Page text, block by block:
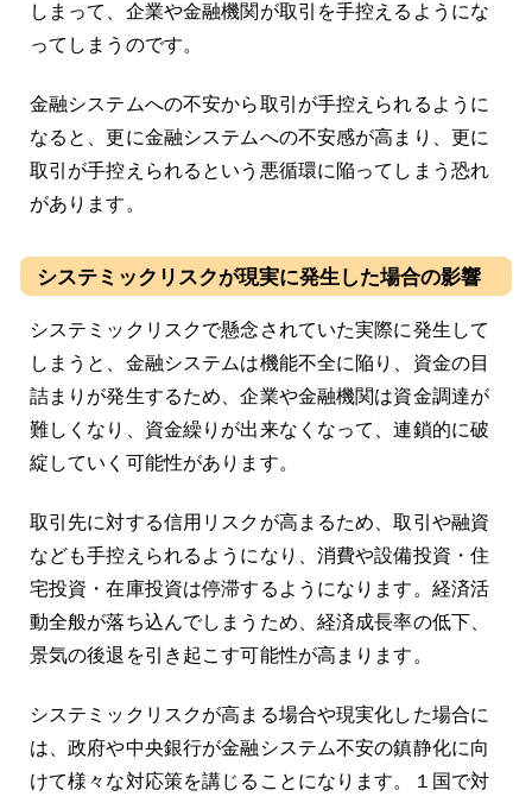
しまって、企業や金融機関が取引を手控えるようにな
ってしまうのです。
金融システムへの不安から取引が手控えられるように
なると、更に金融システムへの不安感が高まり、更に
取引が手控えられるという悪循環に陥ってしまう恐れ
があります。
システミックリスクが現実に発生した場合の影響
システミックリスクで懸念されていた実際に発生して
しまうと、金融システムは機能不全に陥り、資金の目
詰まりが発生するため、企業や金融機関は資金調達が
難しくなり、資金繰りが出来なくなって、連鎖的に破
綻していく可能性があります。
取引先に対する信用リスクが高まるため、取引や融資
なども手控えられるようになり、消費や設備投資・住
宅投資・在庫投資は停滞するようになります。経済活
動全般が落ち込んでしまうため、経済成長率の低下、
景気の後退を引き起こす可能性が高まります。
システミックリスクが高まる場合や現実化した場合に
は、政府や中央銀行が金融システム不安の鎮静化に向
けて様々な対応策を講じることになります。１国で対